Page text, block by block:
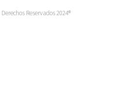
Reservados 2024®